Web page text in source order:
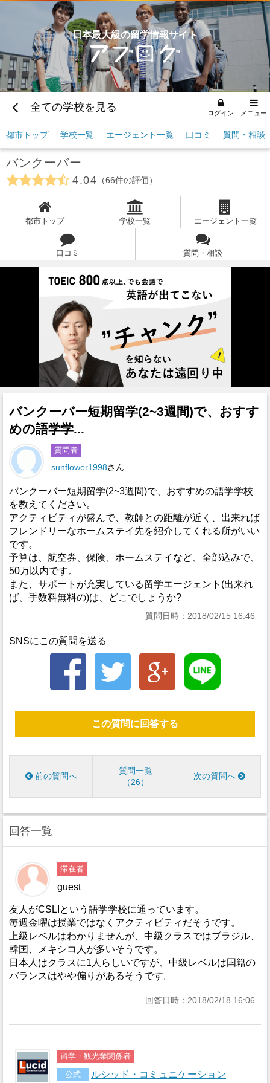
日本最大級の留学情報サイト
全ての学校を見る ログイン メニュー
都市トップ 学校一覧 エージェント一覧 口コミ 質問・相談
バンクーバー
4.04 66件の評価
都市トップ 学校一覧 エージェント一覧
口コミ 質問・相談
バンクーバー短期留学(2~3週間)で、おすす
めの語学学...
質問者
sunflower1998さん
バンクーバー短期留学(2~3週間)で、おすすめの語学学校
を教えてください。
アクティビティが盛んで、教師との距離が近く、出来れば
フレンドリーなホームステイ先を紹介してくれる所がいい
です。
予算は、航空券、保険、ホームステイなど、全部込みで、
50万以内です。
また、サポートが充実している留学エージェント(出来れ
ば、手数料無料の)は、どこでしょうか?
質問日時：2018/02/15 16:46
SNSにこの質問を送る
この質問に回答する
前の質問へ
質問一覧
26
次の質問へ
回答一覧
滞在者
guest
友人がCSLIという語学学校に通っています。
毎週金曜は授業ではなくアクティビティだそうです。
上級レベルはわかりませんが、中級クラスではブラジル、
韓国、メキシコ人が多いそうです。
日本人はクラスに1人らしいですが、中級レベルは国籍の
バランスはやや偏りがあるそうです。
回答日時：2018/02/18 16:06
留学・観光業関係者
公式
ルシッド・コミュニケーション